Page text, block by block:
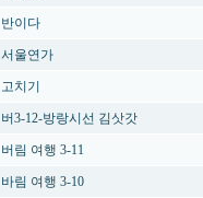
반이다
서울연가
고치기
버3-12-방랑시선 김삿갓
버림 여행 3-11
바림 여행 3-10